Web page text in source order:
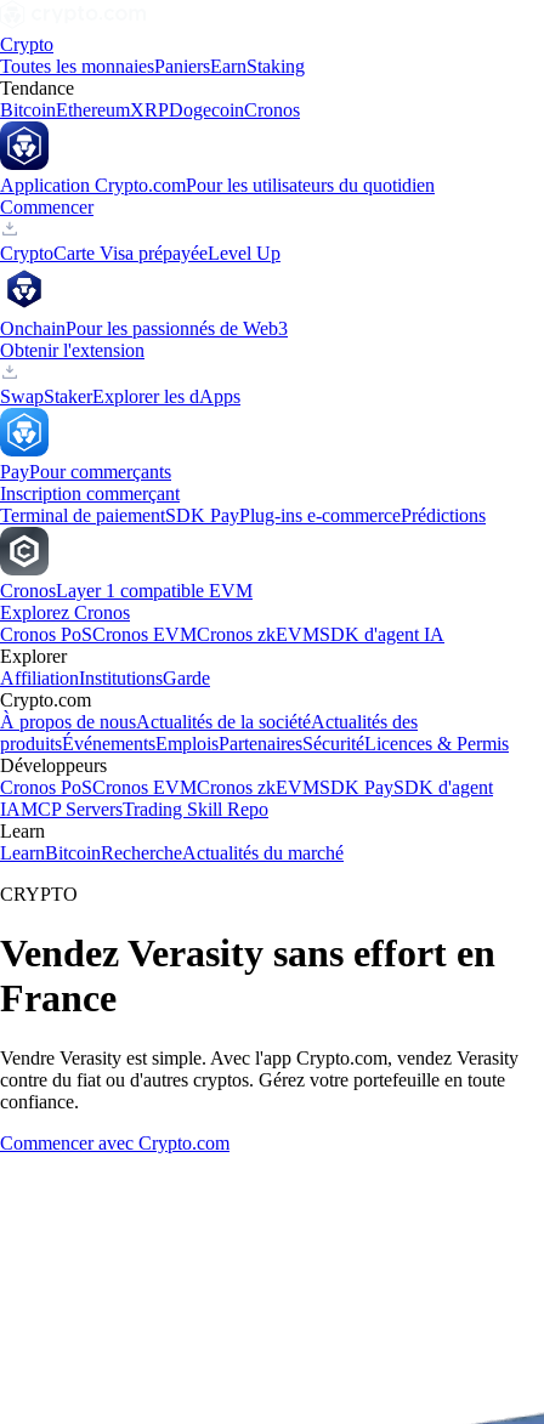
Crypto
Toutes les monnaiesPaniersEarnStaking
Tendance
BitcoinEthereumXRPDogecoinCronos
Application Crypto.comPour les utilisateurs du quotidien
Commencer
CryptoCarte Visa prépayéeLevel Up
OnchainPour les passionnés de Web3
Obtenir l'extension
SwapStakerExplorer les dApps
PayPour commerçants
Inscription commerçant
Terminal de paiementSDK PayPlug-ins e-commercePrédictions
CronosLayer 1 compatible EVM
Explorez Cronos
Cronos PoSCronos EVMCronos zkEVMSDK d'agent IA
Explorer
AffiliationInstitutionsGarde
Crypto.com
À propos de nousActualités de la sociétéActualités des
produitsÉvénementsEmploisPartenairesSécuritéLicences & Permis
Développeurs
Cronos PoSCronos EVMCronos zkEVMSDK PaySDK d'agent
IAMCP ServersTrading Skill Repo
Learn
LearnBitcoinRechercheActualités du marché
CRYPTO
Vendez Verasity sans effort en
France
Vendre Verasity est simple. Avec l'app Crypto.com, vendez Verasity
contre du fiat ou d'autres cryptos. Gérez votre portefeuille en toute
confiance.
Commencer avec Crypto.com